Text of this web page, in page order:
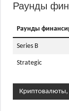
Раунды
Раунды
Series B
Strategic
Криптовалюты,